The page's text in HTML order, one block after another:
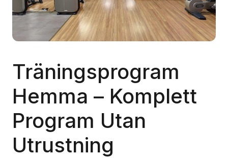
Träningsprogram
Hemma – Komplett
Program Utan
Utrustning